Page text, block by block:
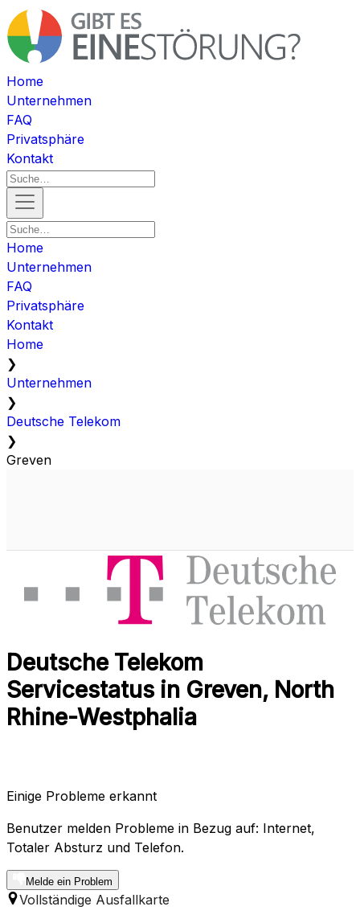
Home
Unternehmen
FAQ
Privatsphäre
Kontakt
Home
Unternehmen
FAQ
Privatsphäre
Kontakt
Home
❯
Unternehmen
❯
Deutsche Telekom
❯
Greven
Deutsche Telekom
Servicestatus in Greven, North
Rhine-Westphalia
Einige Probleme erkannt
Benutzer melden Probleme in Bezug auf: Internet,
Totaler Absturz und Telefon.
Melde ein Problem
Vollständige Ausfallkarte